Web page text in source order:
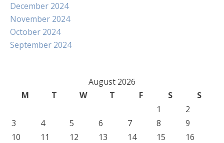
December 2024
November 2024
October 2024
September 2024
August 2026
M
T W T F S
S
1
2
3
4 5 6 7 8
9
10
11 12 13 14 15
16